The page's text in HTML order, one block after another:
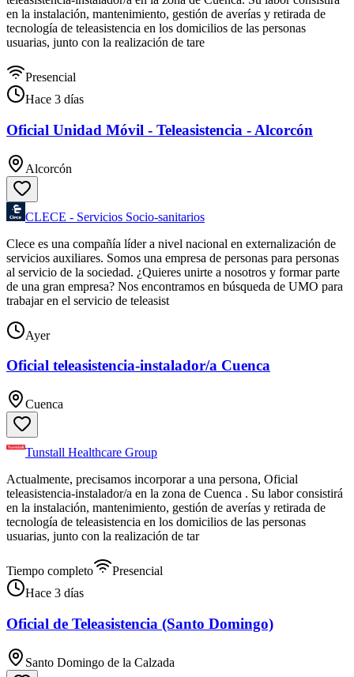
en la instalación, mantenimiento, gestión de averías y retirada de
tecnología de teleasistencia en los domicilios de las personas
usuarias, junto con la realización de tare
Presencial
Hace 3 días
Oficial Unidad Móvil - Teleasistencia - Alcorcón
Alcorcón
CLECE - Servicios Socio-sanitarios
Clece es una compañía líder a nivel nacional en externalización de
servicios auxiliares. Somos una empresa de personas para personas
al servicio de la sociedad. ¿Quieres unirte a nosotros y formar parte
de una gran empresa? Nos encontramos en búsqueda de UMO para
trabajar en el servicio de teleasist
Ayer
Oficial teleasistencia-instalador/a Cuenca
Cuenca
Tunstall Healthcare Group
Actualmente, precisamos incorporar a una persona, Oficial
teleasistencia-instalador/a en la zona de Cuenca . Su labor consistirá
en la instalación, mantenimiento, gestión de averías y retirada de
tecnología de teleasistencia en los domicilios de las personas
usuarias, junto con la realización de tar
Tiempo completo
Presencial
Hace 3 días
Oficial de Teleasistencia (Santo Domingo)
Santo Domingo de la Calzada